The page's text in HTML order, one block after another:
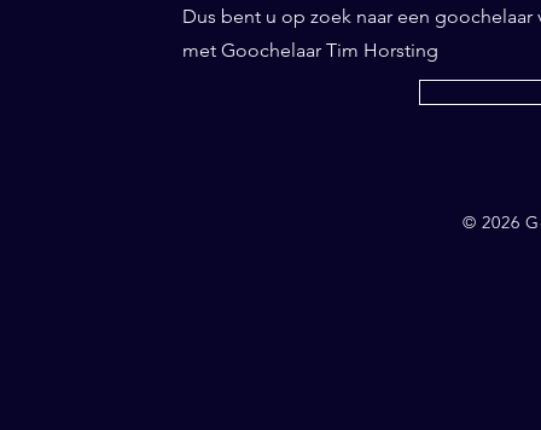
Dus bent u op zoek naar een
met Goochelaar Tim Horsting
© 2026